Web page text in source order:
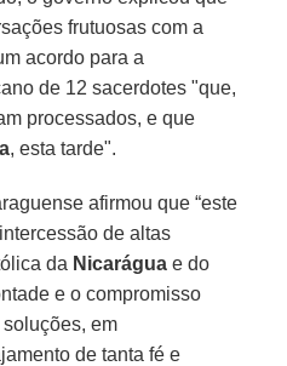
frutuosas com a
acordo para a
de 12 sacerdotes "que,
processados, e que
, esta tarde".
afirmou que “este
de altas
da Nicarágua e do
e o compromisso
em
de tanta fé e